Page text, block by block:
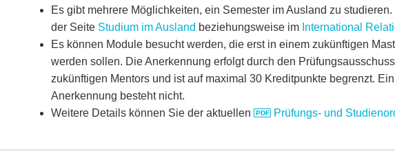
Es gibt mehrere Möglichkeiten, ein Semester im Ausland zu
der Seite Studium im Ausland beziehungsweise im International
Es können Module besucht werden, die erst in einem zukünftigen
werden sollen. Die Anerkennung erfolgt durch den
zukünftigen Mentors und ist auf maximal 30 Kreditpunkte begrenzt.
Anerkennung besteht nicht.
Weitere Details können Sie der aktuellen
Prüfungs- und